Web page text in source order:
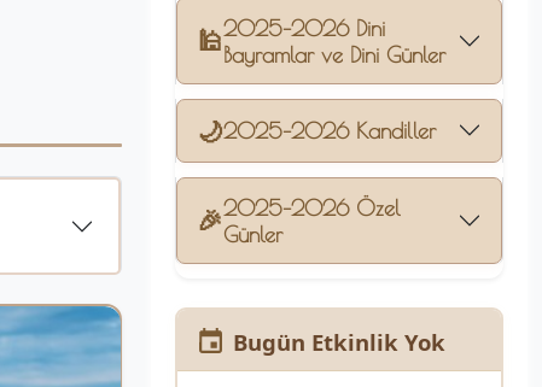
🕌2025–2026 Dini
Bayramlar ve Dini Günler
🌙2025–2026 Kandiller
🎉2025–2026 Özel
Günler
Bugün Etkinlik Yok